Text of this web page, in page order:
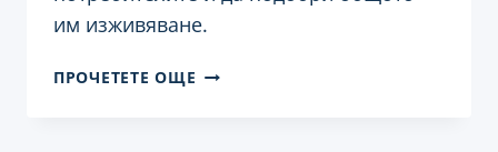
им изживяване.
ПРОЧЕТЕТЕ ОЩЕ КАК